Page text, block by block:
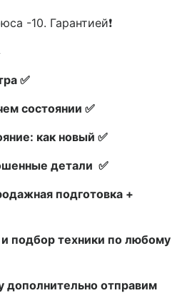
-10. Гарантией❗
✅
состоянии ✅
как новый ✅
детали ✅
подготовка +
и подбор техники по любому
дополнительно отправим